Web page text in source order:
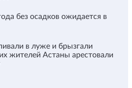
без осадков ожидается в
в луже и брызгали
жителей Астаны арестовали